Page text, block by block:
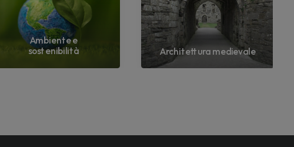
Ambiente e
sostenibilità
Architettura medievale